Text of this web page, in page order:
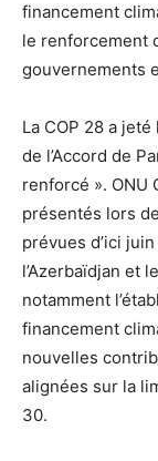
financement
le renforcement
gouvernements
La COP 28 a
de l’Accord de
renforcé ».
présentés lors
prévues d’ici
l’Azerbaïdjan et
notamment
financement
nouvelles
alignées sur la
30.